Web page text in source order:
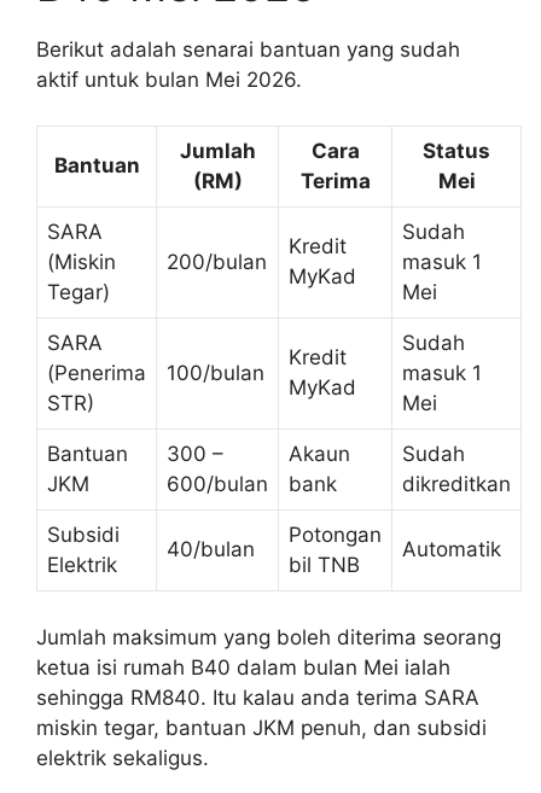
Berikut adalah senarai bantuan yang sudah
aktif untuk bulan Mei 2026.
Bantuan
Jumlah
(RM)
Cara
Terima
Status
Mei
SARA
(Miskin
Tegar)
200/bulan
Kredit
MyKad
Sudah
masuk 1
Mei
SARA
(Penerima
STR)
100/bulan
Kredit
MyKad
Sudah
masuk 1
Mei
Bantuan
JKM
300 –
600/bulan
Akaun
bank
Sudah
dikreditkan
Subsidi
Elektrik
40/bulan
Potongan
bil TNB
Automatik
Jumlah maksimum yang boleh diterima seorang
ketua isi rumah B40 dalam bulan Mei ialah
sehingga RM840. Itu kalau anda terima SARA
miskin tegar, bantuan JKM penuh, dan subsidi
elektrik sekaligus.